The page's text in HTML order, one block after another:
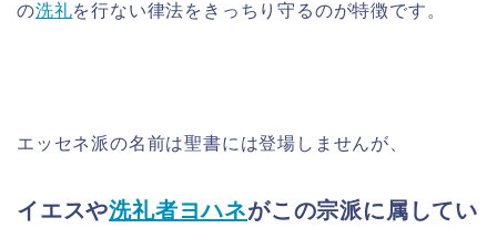
の洗礼を行ない律法をきっちり守るのが特徴です。
エッセネ派の名前は聖書には登場しませんが、
イエスや洗礼者ヨハネがこの宗派に属してい